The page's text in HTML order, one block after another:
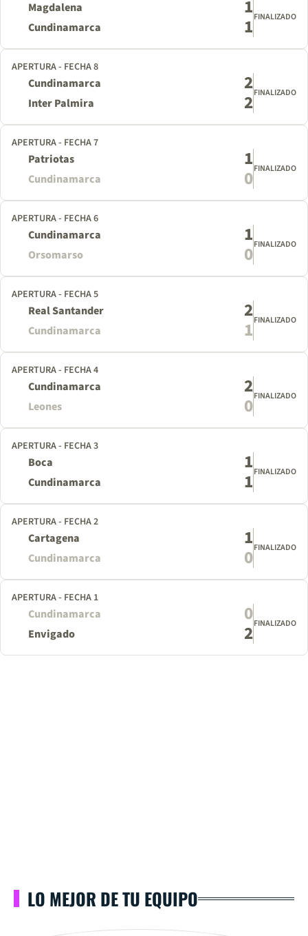
Magdalena 1
Cundinamarca 1FINALIZADO
APERTURA - FECHA 8
Cundinamarca 2
Inter Palmira 2FINALIZADO
APERTURA - FECHA 7
Patriotas 1
Cundinamarca 0FINALIZADO
APERTURA - FECHA 6
Cundinamarca 1
Orsomarso 0FINALIZADO
APERTURA - FECHA 5
Real Santander 2
Cundinamarca 1FINALIZADO
APERTURA - FECHA 4
Cundinamarca 2
Leones 0FINALIZADO
APERTURA - FECHA 3
Boca 1
Cundinamarca 1FINALIZADO
APERTURA - FECHA 2
Cartagena 1
Cundinamarca 0FINALIZADO
APERTURA - FECHA 1
Cundinamarca 0
Envigado 2FINALIZADO
LO MEJOR DE TU EQUIPO